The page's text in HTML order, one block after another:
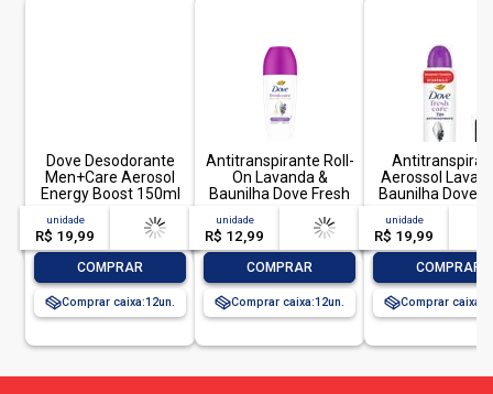
Dove Desodorante
Men+Care Aerosol
Energy Boost 150ml
unidade
R$ 19,99
acima de
-- --,--un.
COMPRAR
Comprar caixa:12
Antitranspirante Roll-
On Lavanda &
Baunilha Dove Fresh
Care 50ml
unidade
R$ 12,99
acima de
-- --,--un.
COMPRAR
Comprar caixa:12
Aerossol
Baunilha Dove
Care 150ml
unidade
R$ 19,99
COMPRAR
Comprar caixa: